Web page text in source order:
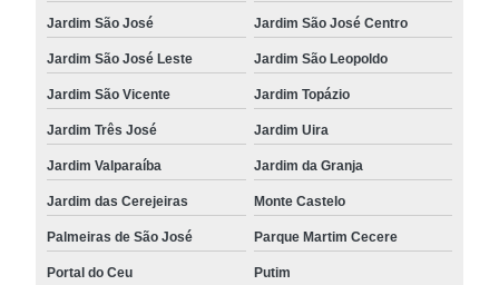
Jardim São José Jardim São José Centro
Jardim São José Leste Jardim São Leopoldo
Jardim São Vicente Jardim Topázio
Jardim Três José Jardim Uira
Jardim Valparaíba Jardim da Granja
Jardim das Cerejeiras Monte Castelo
Palmeiras de São José Parque Martim Cecere
Portal do Ceu Putim